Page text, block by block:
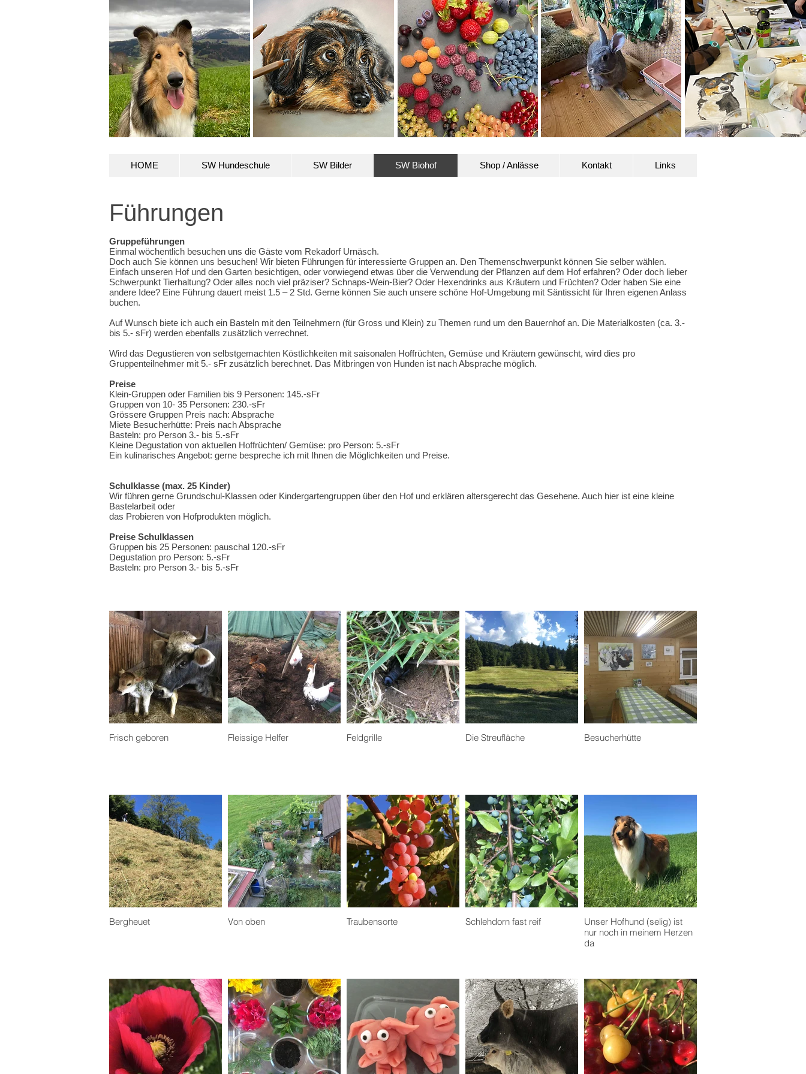
Führungen
Gruppeführungen
Einmal wöchentlich besuchen uns die Gäste vom Rekadorf Urnäsch.
Doch auch Sie können uns besuchen! Wir bieten Führungen für interessierte Gruppen an. Den Themenschwerpunkt können Sie selber wählen.
Einfach unseren Hof und den Garten besichtigen, oder vorwiegend etwas über die Verwendung der Pflanzen auf dem Hof erfahren? Oder doch lieber
Schwerpunkt Tierhaltung? Oder alles noch viel präziser? Schnaps-Wein-Bier? Oder Hexendrinks aus Kräutern und Früchten? Oder haben Sie eine
andere Idee? Eine Führung dauert meist 1.5 – 2 Std. Gerne können Sie auch unsere schöne Hof-Umgebung mit Säntissicht für Ihren eigenen Anlass
buchen.
Auf Wunsch biete ich auch ein Basteln mit den Teilnehmern (für Gross und Klein) zu Themen rund um den Bauernhof an. Die Materialkosten (ca. 3.-
bis 5.- sFr) werden ebenfalls zusätzlich verrechnet.
Wird das Degustieren von selbstgemachten Köstlichkeiten mit saisonalen Hoffrüchten, Gemüse und Kräutern gewünscht, wird dies pro
Gruppenteilnehmer mit 5.- sFr zusätzlich berechnet. Das Mitbringen von Hunden ist nach Absprache möglich.
Preise
Klein-Gruppen oder Familien bis 9 Personen: 145.-sFr
Gruppen von 10- 35 Personen: 230.-sFr
Grössere Gruppen Preis nach: Absprache
Miete Besucherhütte: Preis nach Absprache
Basteln: pro Person 3.- bis 5.-sFr
Kleine Degustation von aktuellen Hoffrüchten/ Gemüse: pro Person: 5.-sFr
Ein kulinarisches Angebot: gerne bespreche ich mit Ihnen die Möglichkeiten und Preise.
Schulklasse (max. 25 Kinder)
Wir führen gerne Grundschul-Klassen oder Kindergartengruppen über den Hof und erklären altersgerecht das Gesehene. Auch hier ist eine kleine
Bastelarbeit oder
das Probieren von Hofprodukten möglich.
Preise Schulklassen
Gruppen bis 25 Personen: pauschal 120.-sFr
Degustation pro Person: 5.-sFr
Basteln: pro Person 3.- bis 5.-sFr
Frisch geboren Fleissige Helfer Feldgrille Die Streufläche Besucherhütte
Bergheuet Von oben Traubensorte Schlehdorn fast reif
Unser Hofhund (selig) ist
nur noch in meinem Herzen
da
HOME SW Hundeschule SW Bilder SW Biohof Shop / Anlässe Kontakt Links